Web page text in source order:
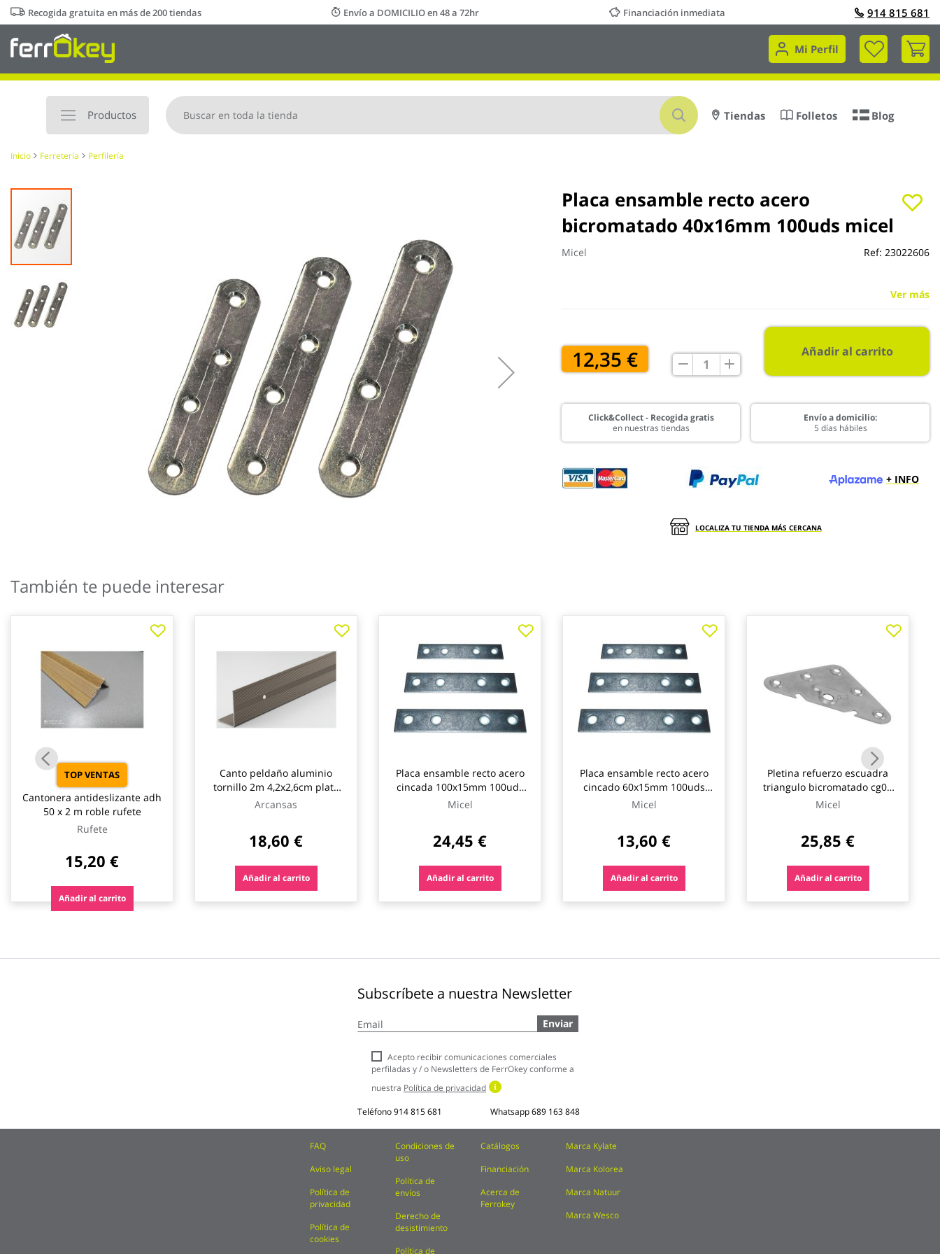
Ir
al
contenido
Recogida gratuita en más de 200 tiendas Envío a DOMICILIO en 48 a 72hr Financiación inmediata 914 815 681
Mi Perfil
Mi
Productos
Buscar
Tiendas Folletos Blog
Inicio Ferretería Perfilería
Placa ensamble recto acero
bicromatado 40x16mm 100uds micel
Micel Ref: 23022606
Ver más
12,35 € Añadir al carrito
Click&Collect - Recogida gratis
en nuestras tiendas
Envío a domicilio:
5 días hábiles
+ INFO
LOCALIZA TU TIENDA MÁS CERCANA
Saltar
final
de
la
galería
imágenes
al
comienzo
imágenes
También te puede interesar
TOP VENTAS
Cantonera antideslizante adh
50 x 2 m roble rufete
Rufete
15,20 €
Añadir al carrito
Canto peldaño aluminio
tornillo 2m 4,2x2,6cm plata
arcansas
Arcansas
18,60 €
Añadir al carrito
Placa ensamble recto acero
cincada 100x15mm 100uds
micel
Micel
24,45 €
Añadir al carrito
Placa ensamble recto acero
cincado 60x15mm 100uds
micel
Micel
13,60 €
Añadir al carrito
Pletina refuerzo escuadra
triangulo bicromatado cg07
cincada 100uds micel
Micel
25,85 €
Añadir al carrito
Subscríbete a nuestra Newsletter
a
boletín
noticias:
Enviar
Acepto recibir comunicaciones comerciales
perfiladas y / o Newsletters de FerrOkey conforme a
nuestra Política de privacidad
Teléfono914 815 681 Whatsapp689 163 848
FAQ
Aviso legal
Política de
privacidad
Política de
cookies
Condiciones de
uso
Política de
envíos
Derecho de
desistimiento
Política de
Catálogos
Financiación
Acerca de
Ferrokey
Marca Kylate
Marca Kolorea
Marca Natuur
Marca Wesco